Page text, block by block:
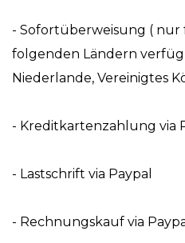
- Sofortüberweisung (
folgenden Ländern
Niederlande, Vereinigtes
- Kreditkartenzahlung via
- Lastschrift via Paypal
- Rechnungskauf via